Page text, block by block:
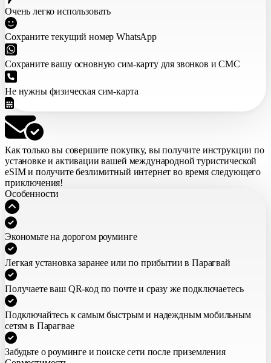
Очень легко использовать
Сохраните текущий номер WhatsApp
Сохраните вашу основную сим-карту для звонков и СМС
Не нужны физическая сим-карта
Как только вы совершите покупку, вы получите инструкции по
установке и активации вашей международной туристической
eSIMи получите безлимитный интернет во время следующего
приключения!
Особенности
Экономьте на дорогом роуминге
Легкая установка заранее или по прибытии в Парагвай
Получаете ваш QR-код по почте и сразу же подключаетесь
Подключайтесь к самым быстрым и надеждным мобильным
сетям в Парагвае
Забудьте о роуминге и поиске сети после приземления